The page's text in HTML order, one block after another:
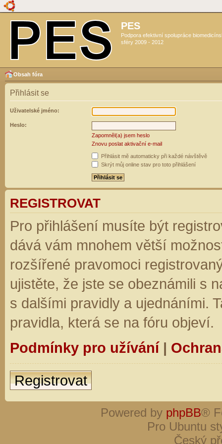
PES
Podpora efektivní spolupráce
sféry 2009 - 2012
Obsah fóra
Přihlásit se
Uživatelské jméno:
Heslo:
Zapomněl(a) jsem heslo
Znovu poslat aktivační e-mail
Přihlásit mě automaticky při každé návštěvě
Skrýt můj online stav pro toto přihlášení
REGISTROVAT
Pro přihlášení musíte být
dává vám mnohem větší
rozšířené pravomoci
ujistěte, že jste se obeznámili s
s dalšími pravidly a ujednáními.
pravidla, která se na fóru objeví.
Podmínky pro užívání|
Registrovat
Powered by phpBB®
Pro Ubuntu
Český